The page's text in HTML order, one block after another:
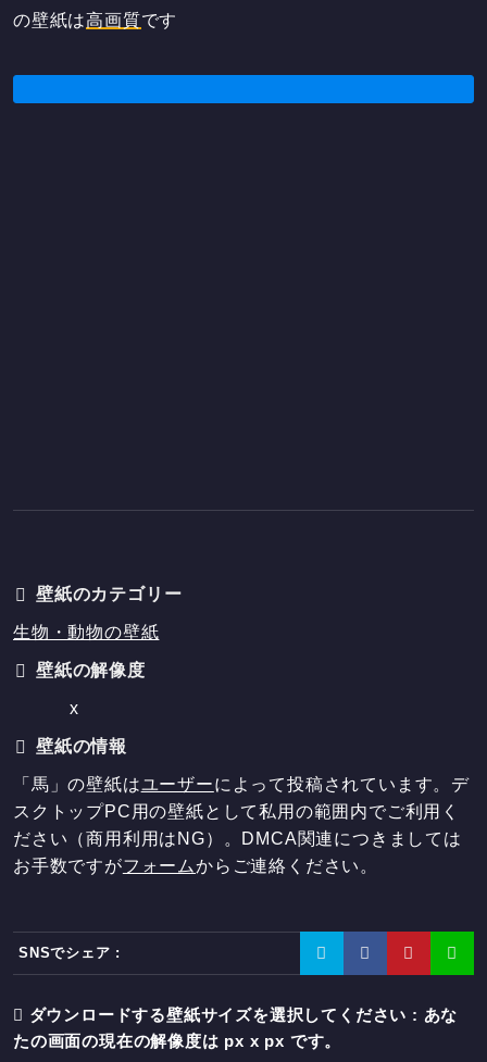
の壁紙は高画質です
壁紙のカテゴリー
生物・動物の壁紙
壁紙の解像度
x
壁紙の情報
「馬」の壁紙はユーザーによって投稿されています。デ
スクトップPC用の壁紙として私用の範囲内でご利用く
ださい（商用利用はNG）。DMCA関連につきましては
お手数ですがフォームからご連絡ください。
SNSでシェア :
ダウンロードする壁紙サイズを選択してください : あな
たの画面の現在の解像度は px x px です。